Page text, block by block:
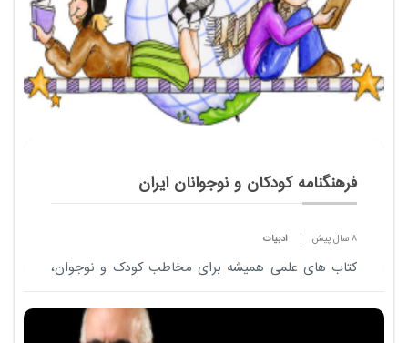
فرهنگنامه کودکان و نوجوانان ایران
8 سال پیش ادبیات
کتاب های علمی همیشه برای مخاطب کودک و نوجوان،
آرتور سی کلارک گرفته تا کتاب های مصور علمی که به
پرسش ها و کنجکاوی های این رده سنی پاسخ می ده...